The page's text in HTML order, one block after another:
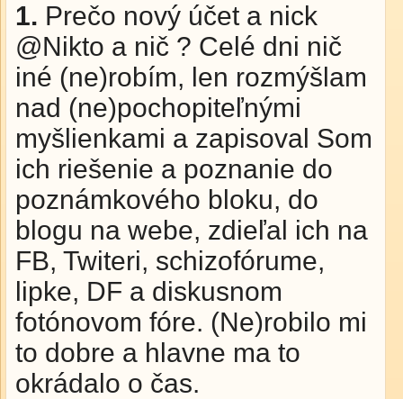
1. Prečo nový účet a nick
@Nikto a nič ? Celé dni nič
iné (ne)robím, len rozmýšlam
nad (ne)pochopiteľnými
myšlienkami a zapisoval Som
ich riešenie a poznanie do
poznámkového bloku, do
blogu na webe, zdieľal ich na
FB, Twiteri, schizofórume,
lipke, DF a diskusnom
fotónovom fóre. (Ne)robilo mi
to dobre a hlavne ma to
okrádalo o čas.